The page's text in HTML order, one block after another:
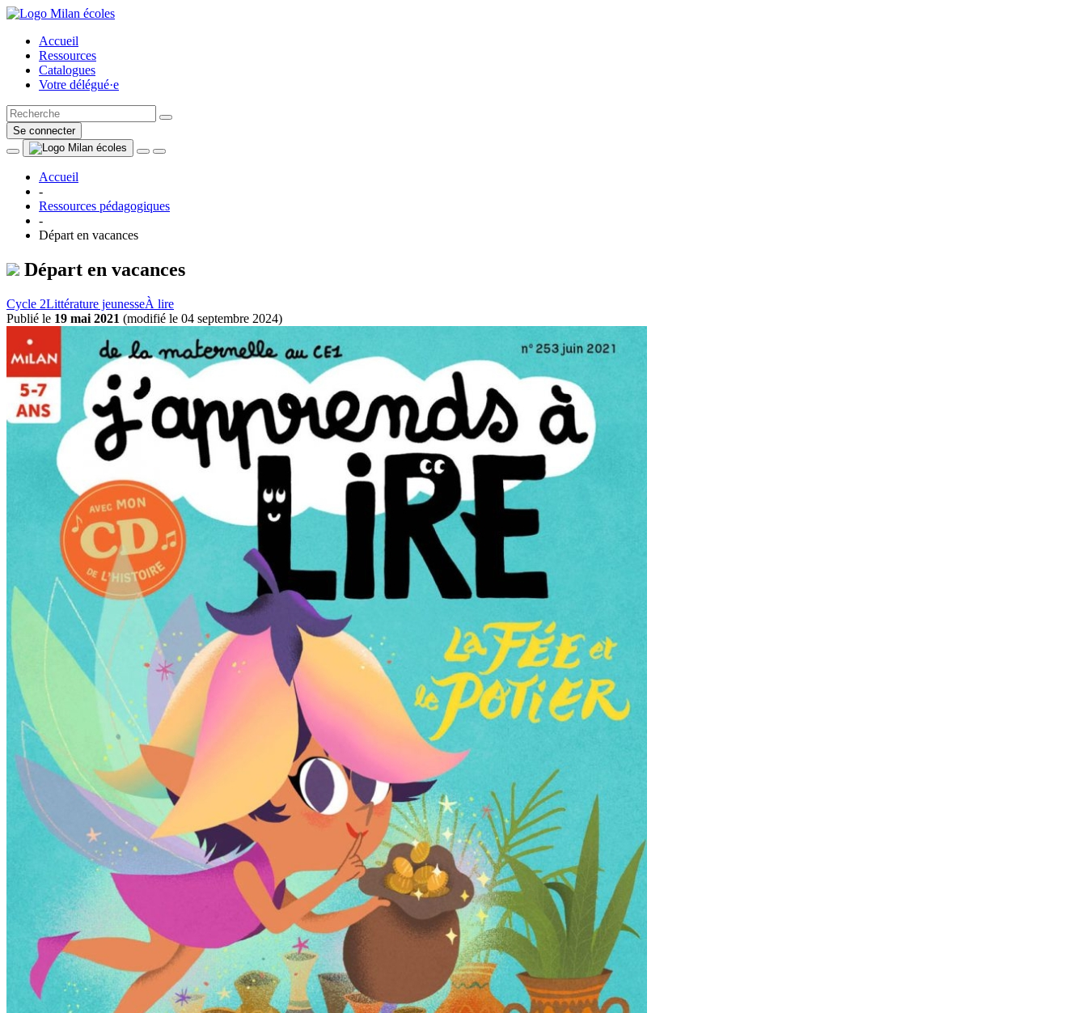
Accueil
Ressources
Catalogues
Votre délégué·e
Se connecter
Accueil
-
Ressources pédagogiques
-
Départ en vacances
Départ en vacances
Cycle 2Littérature jeunesseÀ lire
Publié le 19 mai 2021 (modifié le 04 septembre 2024)